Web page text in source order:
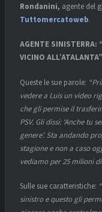
Rondanini, agente del
Tuttomercatoweb.
AGENTE SINISTERRA:
VICINO ALL’ATALANTA”
Queste le sue parole:
vedere a Luis un video
che gli permise il
PSV. Gli dissi: ‘Anche tu
genere’. Sta andando
stagione e non a caso
vediamo per 25 milioni
Sulle sue caratteristiche:
sinistro e questo gli